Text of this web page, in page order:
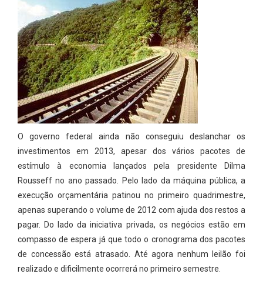
O governo federal ainda não conseguiu deslanchar os
investimentos em 2013, apesar dos vários pacotes de
estímulo à economia lançados pela presidente Dilma
Rousseff no ano passado. Pelo lado da máquina pública, a
execução orçamentária patinou no primeiro quadrimestre,
apenas superando o volume de 2012 com ajuda dos restos a
pagar. Do lado da iniciativa privada, os negócios estão em
compasso de espera já que todo o cronograma dos pacotes
de concessão está atrasado. Até agora nenhum leilão foi
realizado e dificilmente ocorrerá no primeiro semestre.